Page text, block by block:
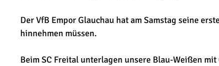
Der VfB Empor Glauchau hat am Samstag seine
hinnehmen müssen.
Beim SC Freital unterlagen unsere Blau-Weißen